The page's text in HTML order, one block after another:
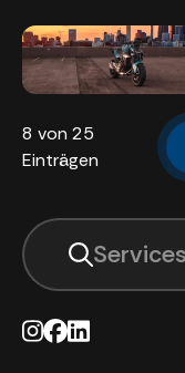
8 von 25
Einträgen